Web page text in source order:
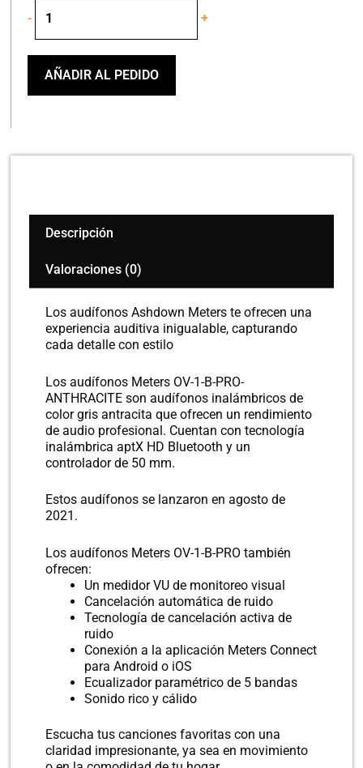
-
Meters
OV-
1-
+
AÑADIR AL PEDIDO
Descripción
Valoraciones (0)
Los audífonos Ashdown Meters te ofrecen una
experiencia auditiva inigualable, capturando
cada detalle con estilo
Los audífonos Meters OV-1-B-PRO-
ANTHRACITE son audífonos inalámbricos de
color gris antracita que ofrecen un rendimiento
de audio profesional. Cuentan con tecnología
inalámbrica aptX HD Bluetooth y un
controlador de 50 mm.
Estos audífonos se lanzaron en agosto de
2021.
Los audífonos Meters OV-1-B-PRO también
ofrecen:
Un medidor VU de monitoreo visual
Cancelación automática de ruido
Tecnología de cancelación activa de
ruido
Conexión a la aplicación Meters Connect
para Android o iOS
Ecualizador paramétrico de 5 bandas
Sonido rico y cálido
Escucha tus canciones favoritas con una
claridad impresionante, ya sea en movimiento